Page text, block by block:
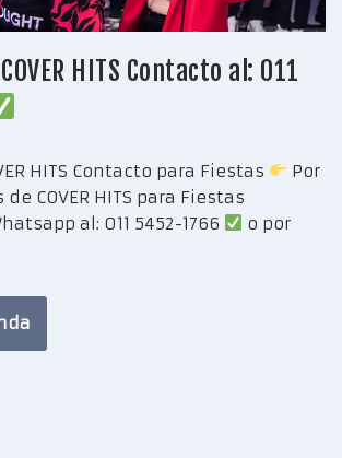
HITS Contacto al: 011
HITS Contacto para Fiestas
Por
COVER HITS para Fiestas
al: 011 5452-1766
o por